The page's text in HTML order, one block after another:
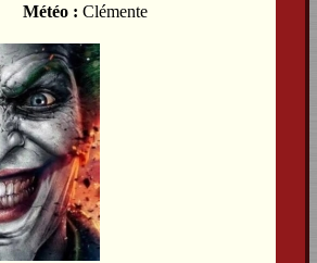
Météo : Clémente